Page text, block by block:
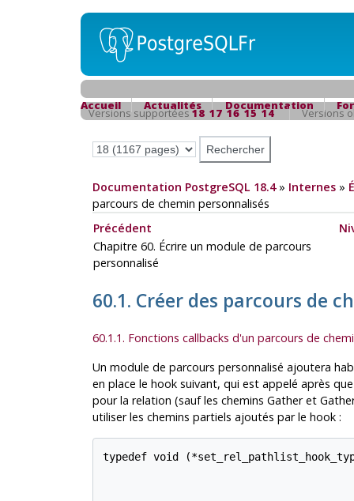
Accueil Actualités Documentation
Versions supportées18 17 16 15 14 Versions
Documentation PostgreSQL 18.4» Internes»
parcours de chemin personnalisés
Précédent
Chapitre 60. Écrire un module de parcours
personnalisé
60.1. Créer des parcours de
60.1.1. Fonctions callbacks d'un parcours de
Un module de parcours personnalisé ajoutera
en place le hook suivant, qui est appelé après
pour la relation (sauf les chemins Gather et
utiliser les chemins partiels ajoutés par le hook :
typedef void